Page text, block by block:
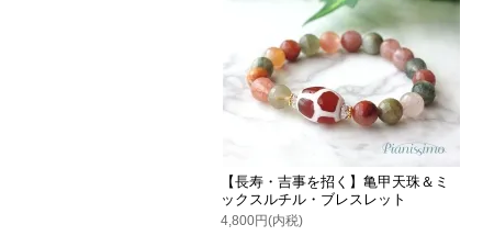
【長寿・吉事を招く】亀甲天珠＆ミ
ックスルチル・ブレスレット
4,800円(内税)